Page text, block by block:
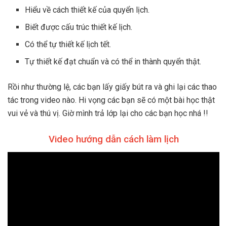
Hiểu về cách thiết kế của quyển lịch.
Biết được cấu trúc thiết kế lịch.
Có thể tự thiết kế lịch tết.
Tự thiết kế đạt chuẩn và có thể in thành quyển thật.
Rồi như thường lệ, các bạn lấy giấy bút ra và ghi lại các thao
tác trong video nào. Hi vọng các bạn sẽ có một bài học thật
vui vẻ và thú vị. Giờ mình trả lớp lại cho các bạn học nhá !!
Video hướng dẫn cách làm lịch